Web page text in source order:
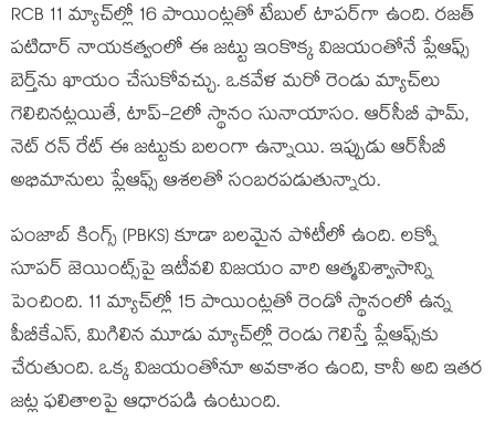
RCB 11 మ్యాచ్‌ల్లో 16 పాయింట్లతో టేబుల్ టాపర్‌గా ఉంది. రజత్
పటిదార్ నాయకత్వంలో ఈ జట్టు ఇంకొక్క విజయంతోనే ప్లేఆఫ్స్
బెర్త్‌ను ఖాయం చేసుకోవచ్చు. ఒకవేళ మరో రెండు మ్యాచ్‌లు
గెలిచినట్లయితే, టాప్-2లో స్థానం సునాయాసం. ఆర్‌సీబీ ఫామ్,
నెట్ రన్ రేట్ ఈ జట్టుకు బలంగా ఉన్నాయి. ఇప్పుడు ఆర్‌సీబీ
అభిమానులు ప్లేఆఫ్స్ ఆశలతో సంబరపడుతున్నారు.
పంజాబ్ కింగ్స్ (PBKS) కూడా బలమైన పోటీలో ఉంది. లక్నో
సూపర్ జెయింట్స్‌పై ఇటీవలి విజయం వారి ఆత్మవిశ్వాసాన్ని
పెంచింది. 11 మ్యాచ్‌ల్లో 15 పాయింట్లతో రెండో స్థానంలో ఉన్న
పీబీకేఎస్, మిగిలిన మూడు మ్యాచ్‌ల్లో రెండు గెలిస్తే ప్లేఆఫ్స్‌కు
చేరుతుంది. ఒక్క విజయంతోనూ అవకాశం ఉంది, కానీ అది ఇతర
జట్ల ఫలితాలపై ఆధారపడి ఉంటుంది.